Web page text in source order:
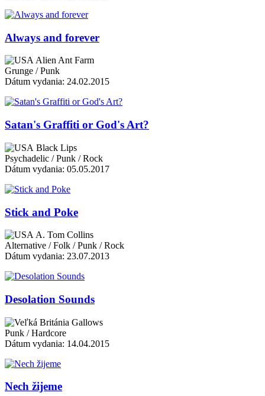
Always and forever
Alien Ant Farm
Grunge / Punk
Dátum vydania: 24.02.2015
Satan's Graffiti or God's Art?
Black Lips
Psychadelic / Punk / Rock
Dátum vydania: 05.05.2017
Stick and Poke
A. Tom Collins
Alternative / Folk / Punk / Rock
Dátum vydania: 23.07.2013
Desolation Sounds
Gallows
Punk / Hardcore
Dátum vydania: 14.04.2015
Nech žijeme